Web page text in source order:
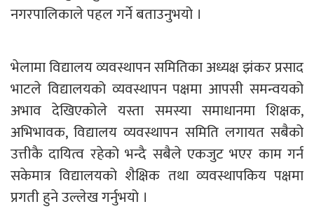
नगरपालिकाले पहल गर्ने बताउनुभयो ।
भेलामा विद्यालय व्यवस्थापन समितिका अध्यक्ष झंकर प्रसाद
भाटले विद्यालयको व्यवस्थापन पक्षमा आपसी समन्वयको
अभाव देखिएकोले यस्ता समस्या समाधानमा शिक्षक,
अभिभावक, विद्यालय व्यवस्थापन समिति लगायत सबैको
उत्तीकै दायित्व रहेको भन्दै सबैले एकजुट भएर काम गर्न
सकेमात्र विद्यालयको शैक्षिक तथा व्यवस्थापकिय पक्षमा
प्रगती हुने उल्लेख गर्नुभयो ।